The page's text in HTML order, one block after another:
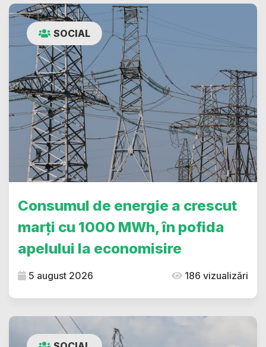
SOCIAL
Consumul de energie a crescut
marți cu 1000 MWh, în pofida
apelului la economisire
5 august 2026 186 vizualizări